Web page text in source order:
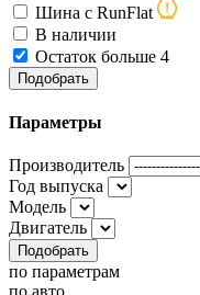
Шина с RunFlat
В наличии
Остаток больше 4
Подобрать
Параметры
Производитель
Год выпуска
Модель
Двигатель
Подобрать
по параметрам
по авто